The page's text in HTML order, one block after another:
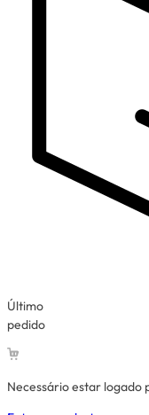
Último
pedido
Necessário estar logado